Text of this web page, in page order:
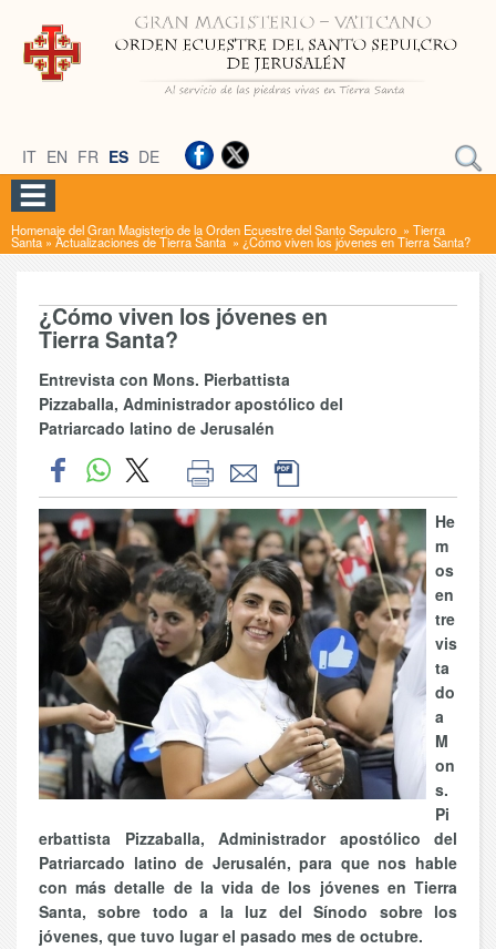
IT EN FR ES DE
Homenaje del Gran Magisterio de la Orden Ecuestre del Santo Sepulcro » Tierra
Santa » Actualizaciones de Tierra Santa » ¿Cómo viven los jóvenes en Tierra Santa?
¿Cómo viven los jóvenes en
Tierra Santa?
Entrevista con Mons. Pierbattista
Pizzaballa, Administrador apostólico del
Patriarcado latino de Jerusalén
He
m
os
en
tre
vis
ta
do
a
M
on
s.
Pi
erbattista Pizzaballa, Administrador apostólico del
Patriarcado latino de Jerusalén, para que nos hable
con más detalle de la vida de los jóvenes en Tierra
Santa, sobre todo a la luz del Sínodo sobre los
jóvenes, que tuvo lugar el pasado mes de octubre.